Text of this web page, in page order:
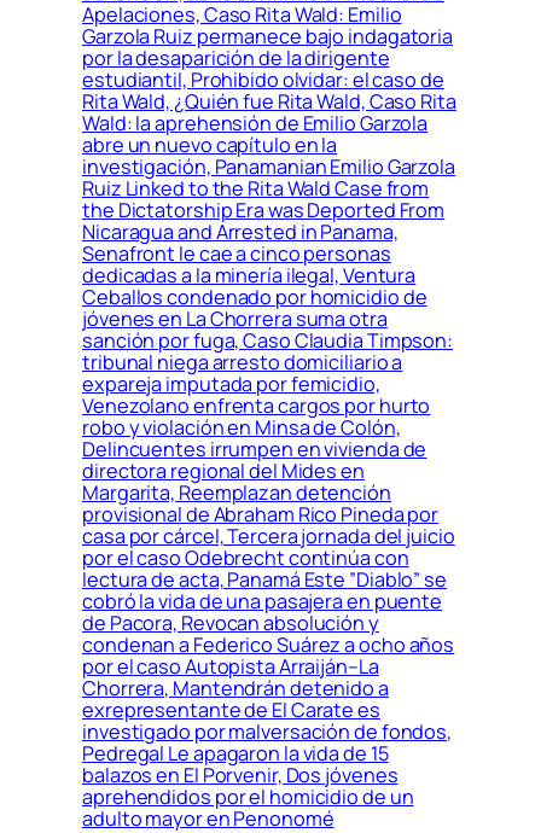
Apelaciones, Caso Rita Wald: Emilio
Garzola Ruiz permanece bajo indagatoria
por la desaparición de la dirigente
estudiantil, Prohibido olvidar: el caso de
Rita Wald, ¿Quién fue Rita Wald, Caso Rita
Wald: la aprehensión de Emilio Garzola
abre un nuevo capítulo en la
investigación, Panamanian Emilio Garzola
Ruiz Linked to the Rita Wald Case from
the Dictatorship Era was Deported From
Nicaragua and Arrested in Panama,
Senafront le cae a cinco personas
dedicadas a la minería ilegal, Ventura
Ceballos condenado por homicidio de
jóvenes en La Chorrera suma otra
sanción por fuga, Caso Claudia Timpson:
tribunal niega arresto domiciliario a
expareja imputada por femicidio,
Venezolano enfrenta cargos por hurto
robo y violación en Minsa de Colón,
Delincuentes irrumpen en vivienda de
directora regional del Mides en
Margarita, Reemplazan detención
provisional de Abraham Rico Pineda por
casa por cárcel, Tercera jornada del juicio
por el caso Odebrecht continúa con
lectura de acta, Panamá Este ”Diablo” se
cobró la vida de una pasajera en puente
de Pacora, Revocan absolución y
condenan a Federico Suárez a ocho años
por el caso Autopista Arraiján–La
Chorrera, Mantendrán detenido a
exrepresentante de El Carate es
investigado por malversación de fondos,
Pedregal Le apagaron la vida de 15
balazos en El Porvenir, Dos jóvenes
aprehendidos por el homicidio de un
adulto mayor en Penonomé